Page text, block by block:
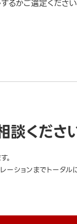
るかご選定くださ
くださ
。
ションまでトータル